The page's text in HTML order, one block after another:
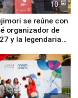
10
se reúne con
organizador de
y la legendaria